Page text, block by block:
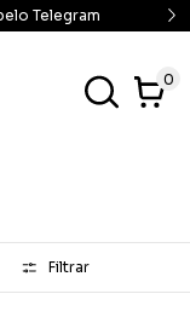
21:00
0
Filtrar